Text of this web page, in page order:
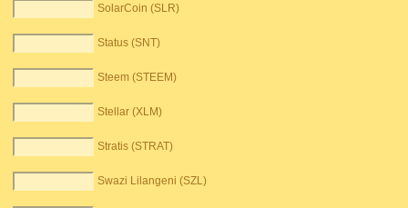
SolarCoin (SLR)
Status (SNT)
Steem (STEEM)
Stellar (XLM)
Stratis (STRAT)
Swazi Lilangeni (SZL)